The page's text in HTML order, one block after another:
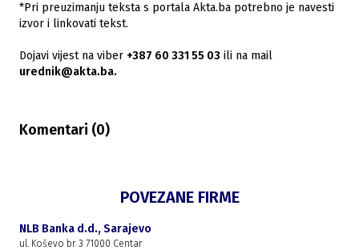
*Pri preuzimanju teksta s portala Akta.ba potrebno je navesti
izvor i linkovati tekst.
Dojavi vijest na viber +387 60 331 55 03 ili na mail
urednik@akta.ba.
Komentari (0)
POVEZANE FIRME
NLB Banka d.d., Sarajevo
ul. Koševo br. 3 71000 Centar